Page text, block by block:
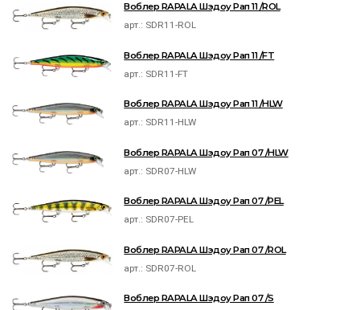
Воблер RAPALA Шэдоу Рап 11 /ROL
арт.: SDR11-ROL
Воблер RAPALA Шэдоу Рап 11 /FT
арт.: SDR11-FT
Воблер RAPALA Шэдоу Рап 11 /HLW
арт.: SDR11-HLW
Воблер RAPALA Шэдоу Рап 07 /HLW
арт.: SDR07-HLW
Воблер RAPALA Шэдоу Рап 07 /PEL
арт.: SDR07-PEL
Воблер RAPALA Шэдоу Рап 07 /ROL
арт.: SDR07-ROL
Воблер RAPALA Шэдоу Рап 07 /S